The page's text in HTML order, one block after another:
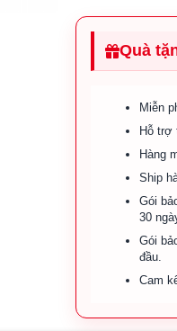
Quà
Miễn
Hỗ trợ
Hàng
Ship
Gói
30
Gói
đầu.
Cam